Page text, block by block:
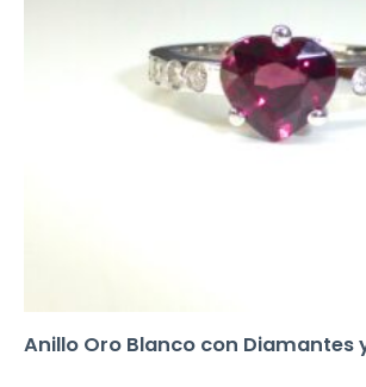
Anillo Oro Blanco con Diamantes